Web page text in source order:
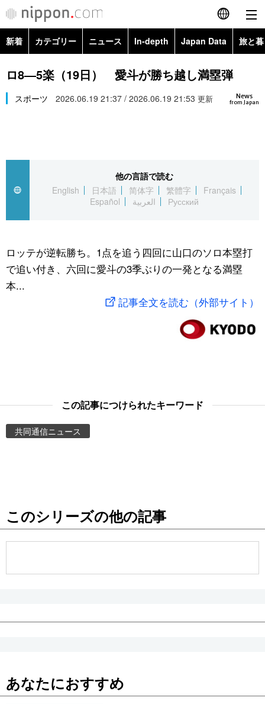
English
简体字
繁體字
العربية
社会
文化
旅と暮らし
動画/Live
お知らせ
新着 カテゴリー ニュース In-depth Japan Data 旅と
政治・外交
経済・ビジネス
社会
文化
科学・技術
暮らし
スポーツ・東京2020
Topics
Images
お知らせ
ロ8―5楽（19日） 愛斗が勝ち越し満塁弾
News
from Japan
スポーツ 2026.06.19 21:37 / 2026.06.19 21:53 更新
他の言語で読む
English
日本語 简体字 繁體字
Français
Español
العربية Русский
ロッテが逆転勝ち。1点を追う四回に山口のソロ本塁打
で追い付き、六回に愛斗の3季ぶりの一発となる満塁
本...
記事全文を読む（外部サイト）
この記事につけられたキーワード
共同通信ニュース
このシリーズの他の記事
あなたにおすすめ